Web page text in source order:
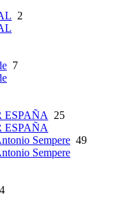
2
7
ESPAÑA 25
ESPAÑA
Sempere 49
Sempere
4